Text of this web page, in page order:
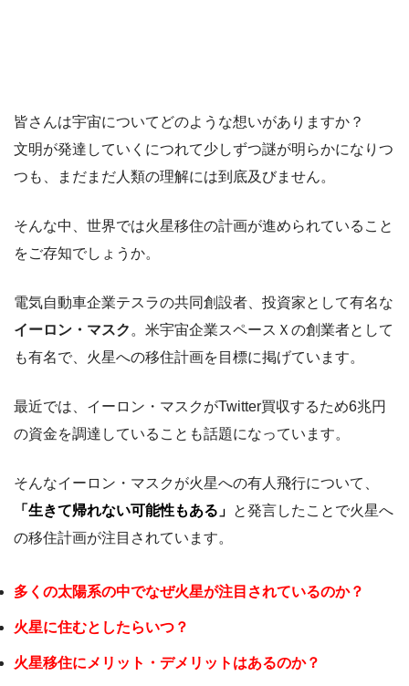
皆さんは宇宙についてどのような想いがありますか？
文明が発達していくにつれて少しずつ謎が明らかになりつ
つも、まだまだ人類の理解には到底及びません。
そんな中、世界では火星移住の計画が進められていること
をご存知でしょうか。
電気自動車企業テスラの共同創設者、投資家として有名な
イーロン・マスク 。米宇宙企業スペースＸの創業者として
も有名で、火星への移住計画を目標に掲げています。
最近では、イーロン・マスクがTwitter買収するため6兆円
の資金を調達していることも話題になっています。
そんなイーロン・マスクが火星への有人飛行について、
「生きて帰れない可能性もある」 と発言したことで火星へ
の移住計画が注目されています。
多くの太陽系の中でなぜ火星が注目されているのか？
火星に住むとしたらいつ？
火星移住にメリット・デメリットはあるのか？